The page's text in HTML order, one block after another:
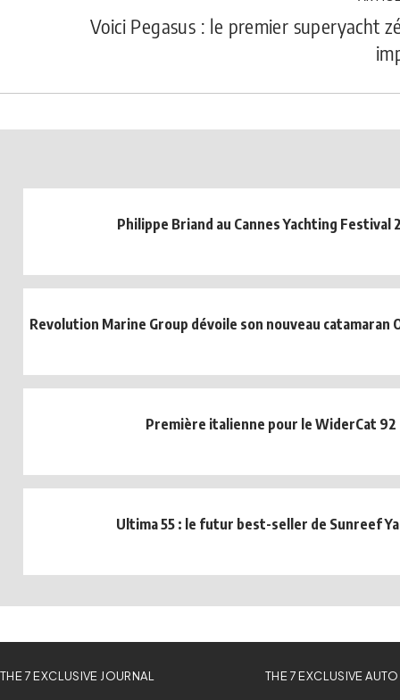
Voici Pegasus : le premier superyacht
Philippe Briand au Cannes Yachting Festival
Revolution Marine Group dévoile son nouveau catamaran
Première italienne pour le WiderCat 92
Ultima 55 : le futur best-seller de Sunreef
THE 7 EXCLUSIVE JOURNAL THE 7 EXCLUSIVE AUTO